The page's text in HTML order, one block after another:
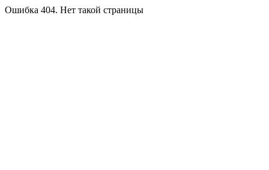
Ошибка 404. Нет такой страницы